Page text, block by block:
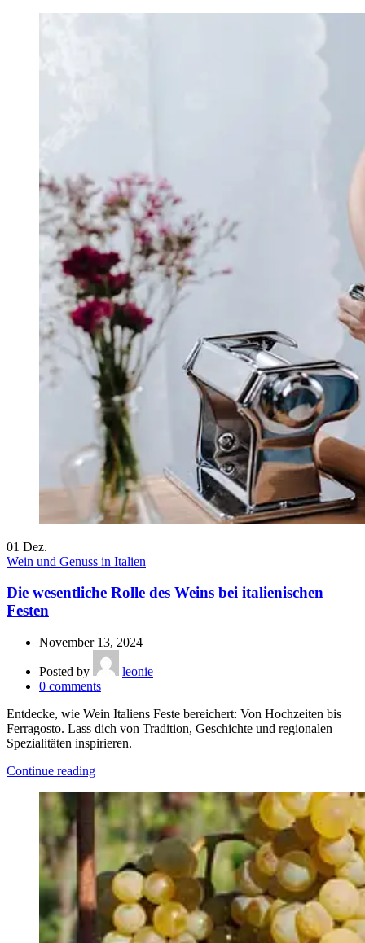
01 Dez.
Wein und Genuss in Italien
Die wesentliche Rolle des Weins bei italienischen
Festen
November 13, 2024
Posted by
leonie
0 comments
Entdecke, wie Wein Italiens Feste bereichert: Von Hochzeiten bis
Ferragosto. Lass dich von Tradition, Geschichte und regionalen
Spezialitäten inspirieren.
Continue reading